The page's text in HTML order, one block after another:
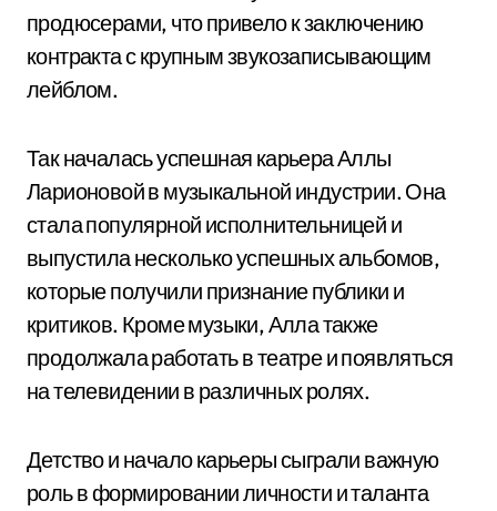
продюсерами, что привело к заключению
контракта с крупным звукозаписывающим
лейблом.
Так началась успешная карьера Аллы
Ларионовой в музыкальной индустрии. Она
стала популярной исполнительницей и
выпустила несколько успешных альбомов,
которые получили признание публики и
критиков. Кроме музыки, Алла также
продолжала работать в театре и появляться
на телевидении в различных ролях.
Детство и начало карьеры сыграли важную
роль в формировании личности и таланта